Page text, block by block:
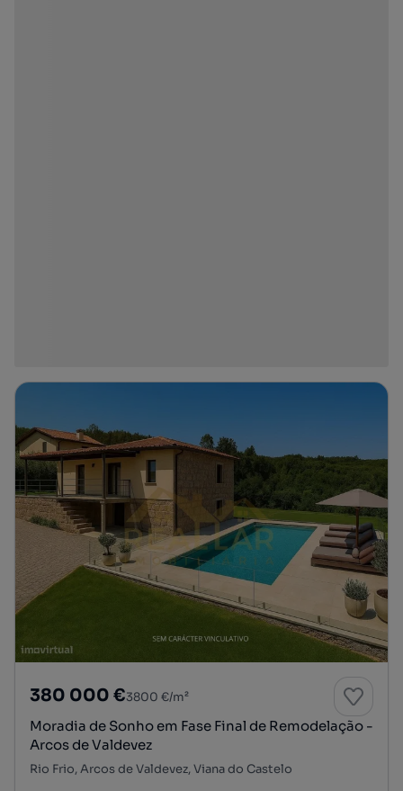
380 000 €3800 €/m²
Moradia de Sonho em Fase Final de Remodelação -
Arcos de Valdevez
Rio Frio, Arcos de Valdevez, Viana do Castelo